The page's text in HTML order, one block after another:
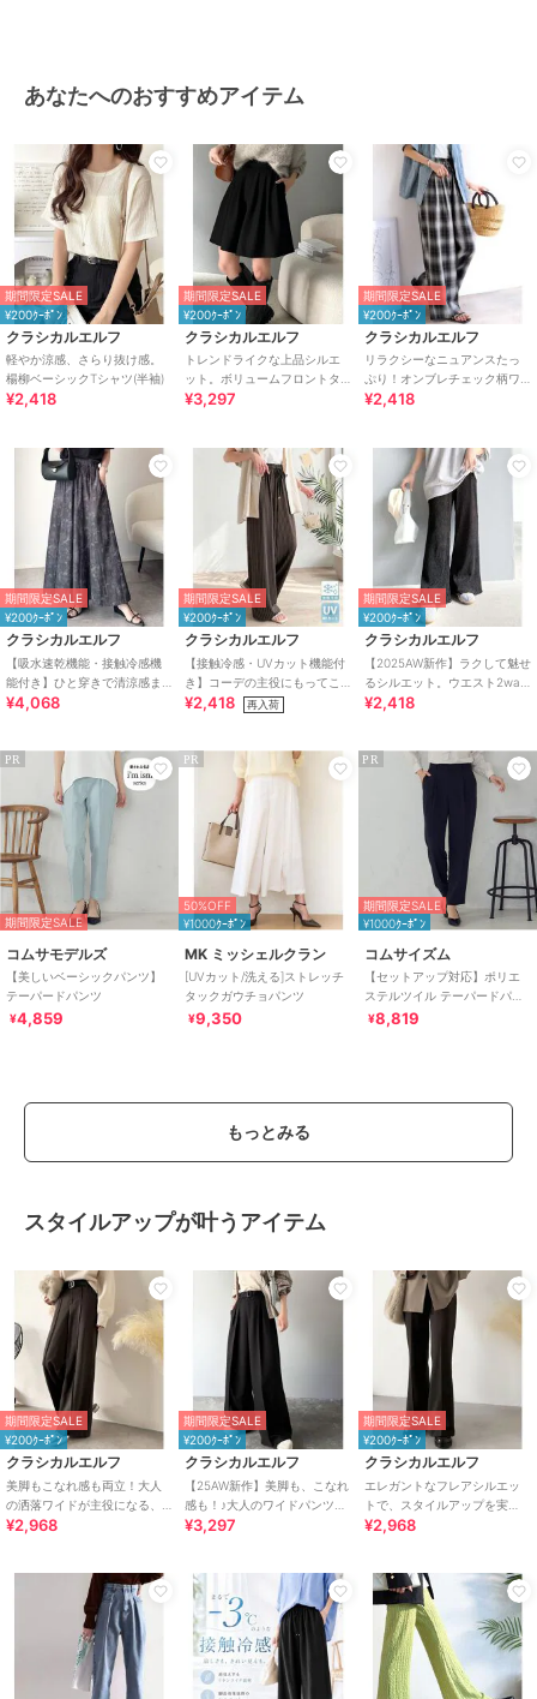
オパード柄
ド・バギー
/フレア・ブーツカッ
その他パンツ
ポリエステル素材
プリント柄 アニマル柄 /レ
オパード柄
その他柄/
ワイ
ド・バギー/フレア・ブーツカッ
ト
原産国 中国
あなたへのおすすめアイテム
期間限定SALE
¥200ｸｰﾎﾟﾝ
クラシカルエルフ
軽やか涼感、さらり抜け感。
楊柳ベーシックTシャツ(半袖)
¥2,418
期間限定SALE
¥200ｸｰﾎﾟﾝ
クラシカルエルフ
トレンドライクな上品シルエ
ット。ボリュームフロントタ
ックキュロットパンツ
¥3,297
期間限定SALE
¥200ｸｰﾎﾟﾝ
クラシカルエルフ
リラクシーなニュアンスたっ
ぷり！オンブレチェック柄ワ
イドイージーパンツ
¥2,418
期間限定SALE
¥200ｸｰﾎﾟﾝ
クラシカルエルフ
【吸水速乾機能・接触冷感機
能付き】ひと穿きで清涼感ま
とえる。ボリュームイージー
¥4,068
期間限定SALE
¥200ｸｰﾎﾟﾝ
クラシカルエルフ
【接触冷感・UVカット機能付
き】コーデの主役にもってこ
いの一本！紐付き総柄スリム
¥2,418 再入荷
期間限定SALE
¥200ｸｰﾎﾟﾝ
クラシカルエルフ
【2025AW新作】ラクして魅せ
るシルエット。ウエスト2way
楊柳プリーツイージーパンツ
¥2,418
PR
期間限定SALE
コムサモデルズ
【美しいベーシックパンツ】
テーパードパンツ
¥4,859
PR
50%OFF
¥1000ｸｰﾎﾟﾝ
MK ミッシェルクラン
[UVカット/洗える]ストレッチ
タックガウチョパンツ
¥9,350
PR
期間限定SALE
¥1000ｸｰﾎﾟﾝ
コムサイズム
【セットアップ対応】ポリエ
ステルツイル テーパードパン
ツ
¥8,819
もっとみる
スタイルアップが叶うアイテム
期間限定SALE
¥200ｸｰﾎﾟﾝ
クラシカルエルフ
美脚もこなれ感も両立！大人
の洒落ワイドが主役になる、
ブラッシュドジャージハイウ
¥2,968
期間限定SALE
¥200ｸｰﾎﾟﾝ
クラシカルエルフ
【25AW新作】美脚も、こなれ
感も！♪大人のワイドパンツ。
ベルテッドワイドイージース
¥3,297
期間限定SALE
¥200ｸｰﾎﾟﾝ
クラシカルエルフ
エレガントなフレアシルエッ
トで、スタイルアップを実
現！ブラッシュドジャージー
¥2,968